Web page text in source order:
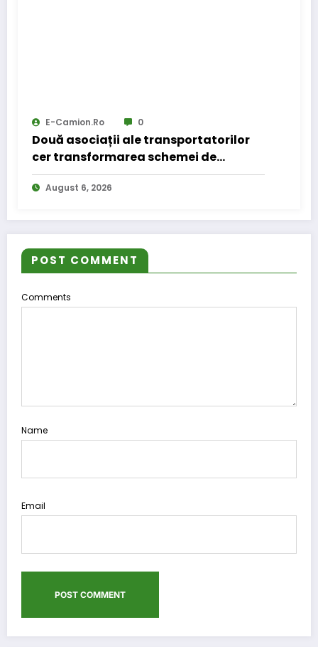
E-Camion.ro 0
Două asociații ale transportatorilor
cer transformarea schemei de
compensare a accizei în mecanism
permanent
August 6, 2026
POST COMMENT
Comments
Name
Email